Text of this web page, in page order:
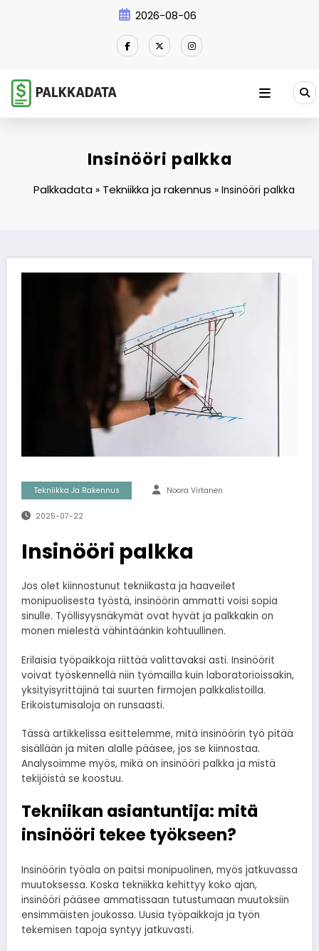
2026-08-06
Insinööri palkka
Palkkadata » Tekniikka ja rakennus »Insinööri palkka
Tekniikka Ja Rakennus Noora Virtanen
2025-07-22
Insinööri palkka
Jos olet kiinnostunut tekniikasta ja haaveilet
monipuolisesta työstä, insinöörin ammatti voisi sopia
sinulle. Työllisyysnäkymät ovat hyvät ja palkkakin on
monen mielestä vähintäänkin kohtuullinen.
Erilaisia työpaikkoja riittää valittavaksi asti. Insinöörit
voivat työskennellä niin työmailla kuin laboratorioissakin,
yksityisyrittäjinä tai suurten firmojen palkkalistoilla.
Erikoistumisaloja on runsaasti.
Tässä artikkelissa esittelemme, mitä insinöörin työ pitää
sisällään ja miten alalle pääsee, jos se kiinnostaa.
Analysoimme myös, mikä on insinööri palkka ja mistä
tekijöistä se koostuu.
Tekniikan asiantuntija: mitä
insinööri tekee työkseen?
Insinöörin työala on paitsi monipuolinen, myös jatkuvassa
muutoksessa. Koska tekniikka kehittyy koko ajan,
insinööri pääsee ammatissaan tutustumaan muutoksiin
ensimmäisten joukossa. Uusia työpaikkoja ja työn
tekemisen tapoja syntyy jatkuvasti.